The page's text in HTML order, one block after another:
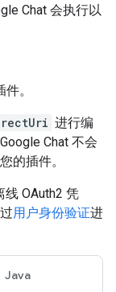
Chat 会执行以
。
进行编
Chat 不会
的插件。
OAuth2 凭
用户身份验证进
Java